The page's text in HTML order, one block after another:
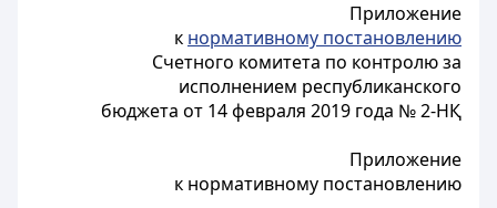
Приложение
к нормативному постановлению
Счетного комитета по контролю за
исполнением республиканского
бюджета от 14 февраля 2019 года № 2-НҚ
Приложение
к нормативному постановлению